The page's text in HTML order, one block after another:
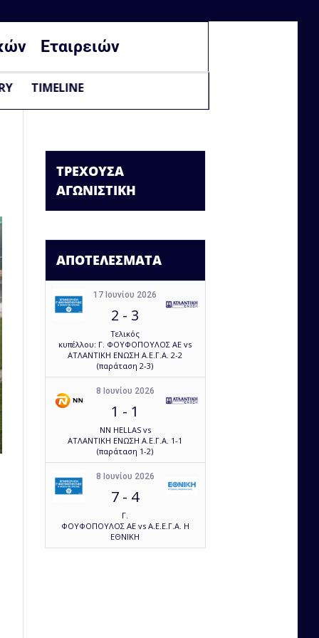
Εταιρειών
TIMELINE
ΤΡΕΧΟΥΣΑ
ΑΓΩΝΙΣΤΙΚΗ
ΑΠΟΤΕΛΕΣΜΑΤΑ
17 Ιουνίου 2026
2 - 3
Τελικός
κυπέλλου: Γ. ΦΟΥΦΟΠΟΥΛΟΣ ΑΕ vs
ΑΤΛΑΝΤΙΚΗ ΕΝΩΣΗ Α.Ε.Γ.Α. 2-2
(παράταση 2-3)
8 Ιουνίου 2026
1 - 1
NN HELLAS vs
ΑΤΛΑΝΤΙΚΗ ΕΝΩΣΗ Α.Ε.Γ.Α. 1-1
(παράταση 1-2)
8 Ιουνίου 2026
7 - 4
Γ.
ΦΟΥΦΟΠΟΥΛΟΣ ΑΕ vs Α.Ε.Ε.Γ.Α. Η
ΕΘΝΙΚΗ